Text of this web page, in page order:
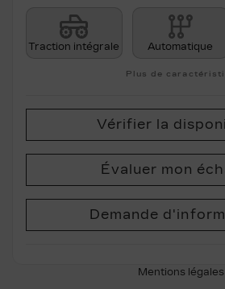
Traction intégrale Automatique
Plus de
Vérifier la
Évaluer mon
Demande
Mentions légales